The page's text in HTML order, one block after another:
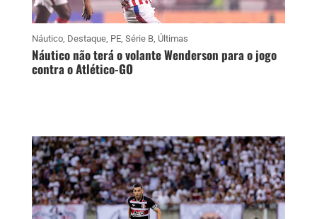
Náutico, Destaque, PE, Série B, Últimas
Náutico não terá o volante Wenderson para o jogo
contra o Atlético-GO